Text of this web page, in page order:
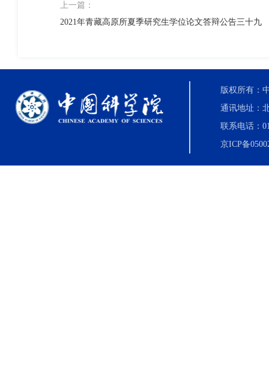
上一篇：
2021年青藏高原所夏季研究生学位论文答辩公告三十九
版权所有：
通讯地址：
联系电话：
京ICP备